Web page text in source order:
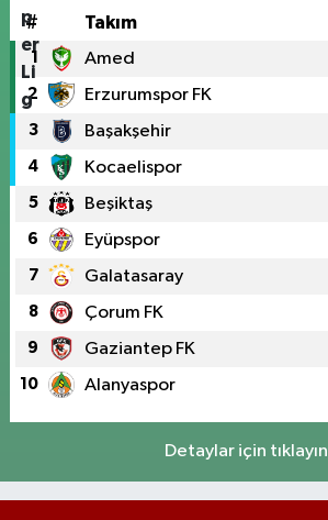
# Takım
1 Amed
2 Erzurumspor FK
3 Başakşehir
4 Kocaelispor
5 Beşiktaş
6 Eyüpspor
7 Galatasaray
8 Çorum FK
9 Gaziantep FK
10 Alanyaspor
Detaylar için tıklayın